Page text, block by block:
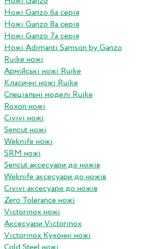
Ножі Ganzo 6а серія
Ножі Ganzo 8а серія
Ножі Ganzo 7а серія
Ножі Adimanti Samson by Ganzo
Ruike ножі
Армійські ножі Ruike
Класичні ножі Ruike
Спеціальні моделі Ruike
Roxon ножi
Civivi ножі
Sencut ножі
Weknife ножі
SRM ножі
Sencut аксесуари до ножів
Weknife аксесуари до ножів
Civivi аксесуари до ножів
Zero Tolerance ножі
Victorinox ножі
Аксесуари Victorinox
Victorinox Кухонні ножі